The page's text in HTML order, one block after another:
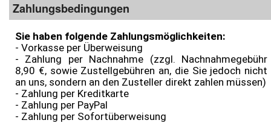
Zahlungsbedingungen
Sie haben folgende Zahlungsmöglichkeiten:
- Vorkasse per Überweisung
- Zahlung per Nachnahme (zzgl. Nachnahmegebühr
8,90 €, sowie Zustellgebühren an, die Sie jedoch nicht
an uns, sondern an den Zusteller direkt zahlen müssen)
- Zahlung per Kreditkarte
- Zahlung per PayPal
- Zahlung per Sofortüberweisung